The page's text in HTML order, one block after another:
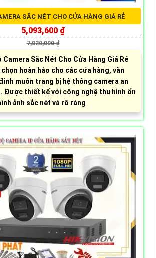
SẮC NÉT CHO CỬA HÀNG GIÁ RẺ
5,093,600 ₫
7,020,000 ₫
Sắc Nét Cho Cửa Hàng Giá Rẻ
chọn hoàn hảo cho các cửa hàng, văn
muốn trang bị hệ thống camera an
Được thiết kế với công nghệ thu hình ổn
ảnh sắc nét và rõ ràng